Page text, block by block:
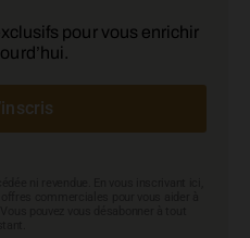
pour vous enrichir